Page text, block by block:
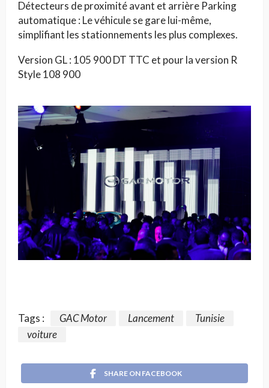
Détecteurs de proximité avant et arrière Parking
automatique : Le véhicule se gare lui-même,
simplifiant les stationnements les plus complexes.
Version GL : 105 900 DT TTC et pour la version R
Style 108 900
Tags : GAC Motor Lancement
Tunisie
voiture
SHARE ON FACEBOOK